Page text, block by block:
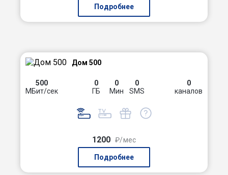
Подробнее
Дом 500
500
МБит/сек
0
ГБ
0
Мин
0
SMS
0
каналов
1200 ₽/мес
Подробнее